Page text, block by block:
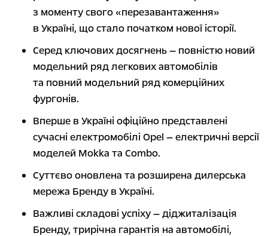
з моменту свого «перезавантаження»
в Україні, що стало початком нової історії.
Серед ключових досягнень — повністю новий
модельний ряд легкових автомобілів
та повний модельний ряд комерційних
фургонів.
Вперше в Україні офіційно представлені
сучасні електромобілі Opel — електричні версії
моделей Mokka та Combo.
Суттєво оновлена та розширена дилерська
мережа Бренду в Україні.
Важливі складові успіху — діджиталізація
Бренду, трирічна гарантія на автомобілі,